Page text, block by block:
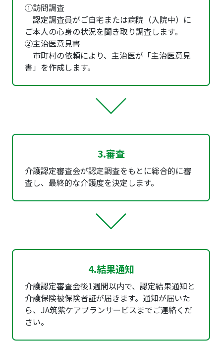
①訪問調査
認定調査員がご自宅または病院（入院中）に
ご本人の心身の状況を聞き取り調査します。
②主治医意見書
市町村の依頼により、主治医が「主治医意見
書」を作成します。
3.審査
介護認定審査会が認定調査をもとに総合的に審
査し、最終的な介護度を決定します。
4.結果通知
介護認定審査会後1週間以内で、認定結果通知と
介護保険被保険者証が届きます。通知が届いた
ら、JA筑紫ケアプランサービスまでご連絡くだ
さい。